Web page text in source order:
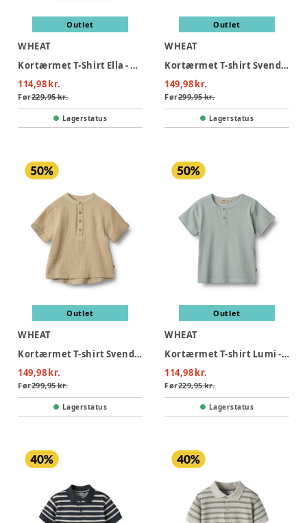
Outlet
WHEAT
Kortærmet T-Shirt Ella - 9418
114,98 kr.
Før229,95 kr.
Lagerstatus
Outlet
WHEAT
Kortærmet T-shirt Svend - 9440
149,98 kr.
Før299,95 kr.
Lagerstatus
Outlet
WHEAT
Kortærmet T-shirt Svend - 9441
149,98 kr.
Før299,95 kr.
Lagerstatus
Outlet
WHEAT
Kortærmet T-shirt Lumi - 9442
114,98 kr.
Før229,95 kr.
Lagerstatus